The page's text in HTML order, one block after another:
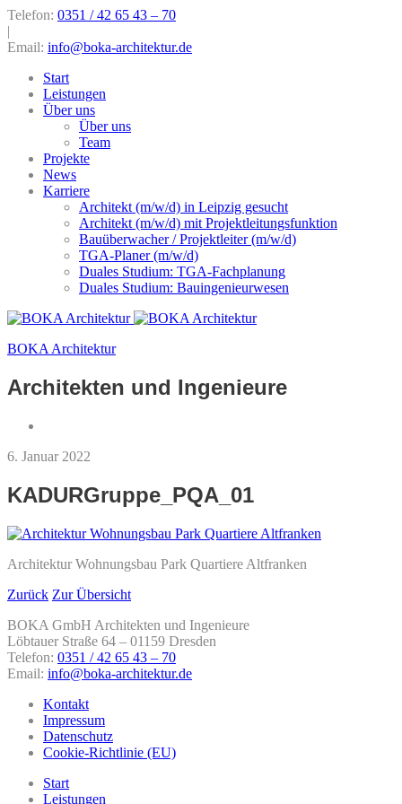
Telefon: 0351 / 42 65 43 – 70
|
Email: info@boka-architektur.de
Start
Leistungen
Über uns
Über uns
Team
Projekte
News
Karriere
Architekt (m/w/d) in Leipzig gesucht
Architekt (m/w/d) mit Projektleitungsfunktion
Bauüberwacher / Projektleiter (m/w/d)
TGA-Planer (m/w/d)
Duales Studium: TGA-Fachplanung
Duales Studium: Bauingenieurwesen
BOKA Architektur
Architekten und Ingenieure
6. Januar 2022
KADURGruppe_PQA_01
Architektur Wohnungsbau Park Quartiere Altfranken
Zurück Zur Übersicht
BOKA GmbH Architekten und Ingenieure
Löbtauer Straße 64 – 01159 Dresden
Telefon: 0351 / 42 65 43 – 70
Email: info@boka-architektur.de
Kontakt
Impressum
Datenschutz
Cookie-Richtlinie (EU)
Start
Leistungen